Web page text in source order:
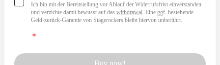
Ich bin mit der Bereitstellung vor Ablauf der Widerrufsfrist einverstanden
und verzichte damit bewusst auf das withdrawal . Eine ggf. bestehende
Geld-zurück-Garantie von Stagerockers bleibt hiervon unberührt.
Buy now!